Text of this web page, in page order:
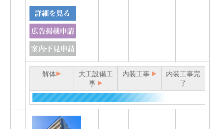
解体
大工設備工
事
内装工事
内装工事完
了